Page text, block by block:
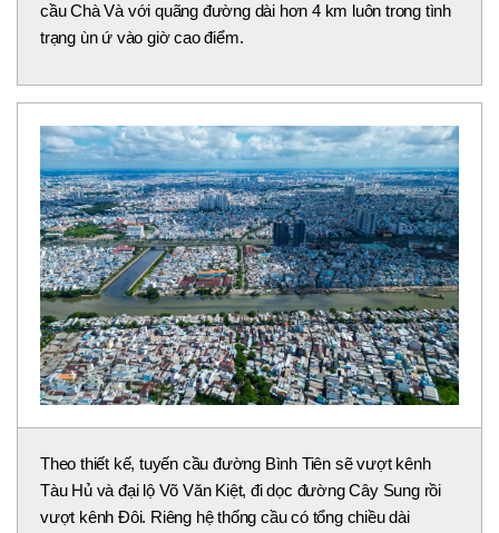
cầu Chà Và với quãng đường dài hơn 4 km luôn trong tình
trạng ùn ứ vào giờ cao điểm.
Theo thiết kế, tuyến cầu đường Bình Tiên sẽ vượt kênh
Tàu Hủ và đại lộ Võ Văn Kiệt, đi dọc đường Cây Sung rồi
vượt kênh Đôi. Riêng hệ thống cầu có tổng chiều dài